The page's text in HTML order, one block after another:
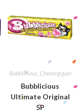
Bubblicious Chewing gum
Bubblicious
Ultimate Original
5P